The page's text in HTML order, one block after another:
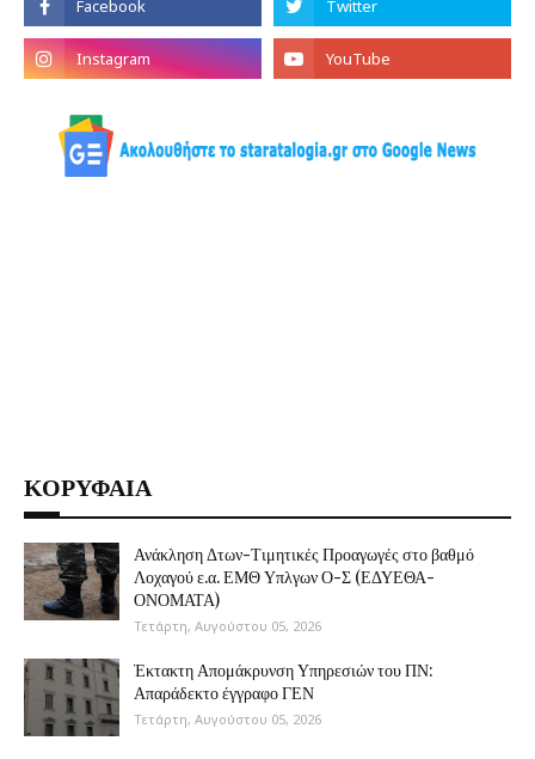
ΚΟΡΥΦΑΙΑ
Ανάκληση Δτων-Τιμητικές Προαγωγές στο βαθμό
Λοχαγού ε.α. ΕΜΘ Υπλγων Ο-Σ (ΕΔΥΕΘΑ-
ΟΝΟΜΑΤΑ)
Τετάρτη, Αυγούστου 05, 2026
Έκτακτη Απομάκρυνση Υπηρεσιών του ΠΝ:
Απαράδεκτο έγγραφο ΓΕΝ
Τετάρτη, Αυγούστου 05, 2026